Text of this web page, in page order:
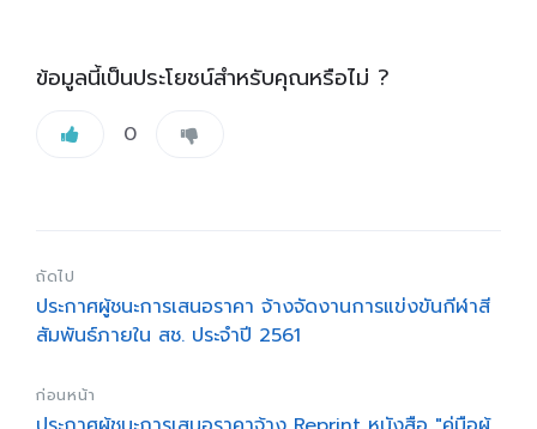
ข้อมูลนี้เป็นประโยชน์สำหรับคุณหรือไม่ ?
0
ถัดไป
ประกาศผู้ชนะการเสนอราคา จ้างจัดงานการแข่งขันกีฬาสี
สัมพันธ์ภายใน สช. ประจำปี 2561
ก่อนหน้า